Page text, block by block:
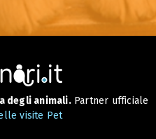
degli animali.Partner ufficiale
visite Pet